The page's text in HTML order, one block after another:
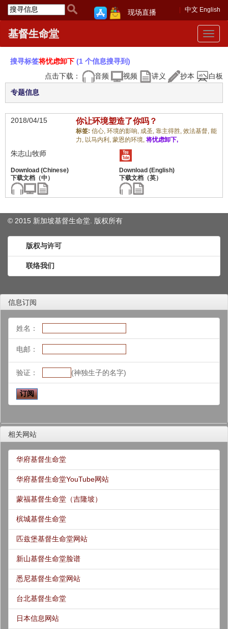
中文 English
现场直播
Toggle
基督生命堂
搜寻标签将忧虑卸下 (1 个信息搜寻到)
点击下载：
音频 视频 讲义 抄本 白板
专题信息
2018/04/15 你让环境塑造了你吗？
标签: 信心, 环境的影响, 成圣, 靠主得胜, 效法基督, 能
力, 以马内利, 蒙恩的环境, 将忧虑卸下,
朱志山牧师
© 2015 新加坡基督生命堂. 版权所有
版权与许可
联络我们
信息订阅
姓名：
电邮：
验证： (神独生子的名字)
相关网站
华府基督生命堂
华府基督生命堂YouTube网站
蒙福基督生命堂（吉隆坡）
槟城基督生命堂
匹兹堡基督生命堂网站
新山基督生命堂脸谱
悉尼基督生命堂网站
台北基督生命堂
日本信息网站